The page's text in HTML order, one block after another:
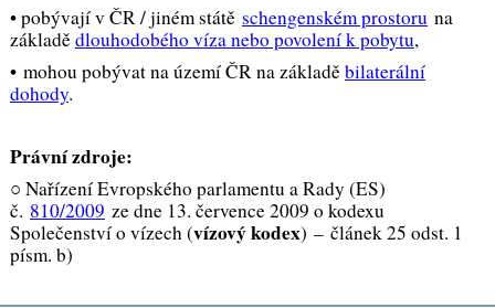
• pobývají v ČR / jiném státě schengenském prostoru na
základědlouhodobého víza nebo povolení k pobytu,
• mohou pobývat na území ČR na základěbilaterální
dohody.
Právní zdroje:
○ Nařízení Evropského parlamentu a Rady (ES)
č. 810/2009 ze dne 13. července 2009 o kodexu
Společenství o vízech (vízový kodex) – článek 25 odst. 1
písm. b)